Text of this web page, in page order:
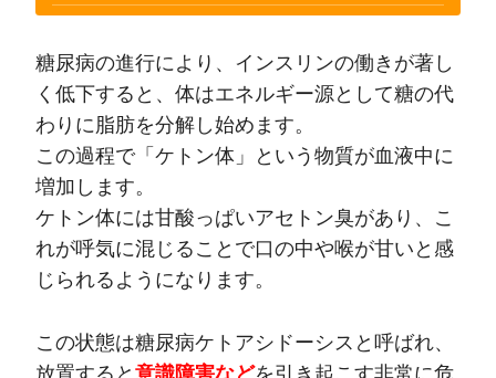
糖尿病の進行により、インスリンの働きが著し
く低下すると、体はエネルギー源として糖の代
わりに脂肪を分解し始めます。
この過程で「ケトン体」という物質が血液中に
増加します。
ケトン体には甘酸っぱいアセトン臭があり、こ
れが呼気に混じることで口の中や喉が甘いと感
じられるようになります。
この状態は糖尿病ケトアシドーシスと呼ばれ、
放置すると 意識障害などを引き起こす非常に危